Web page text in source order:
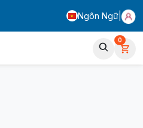
Ngôn Ngữ
0
Thông tin dịch vụ Đánh giá từ